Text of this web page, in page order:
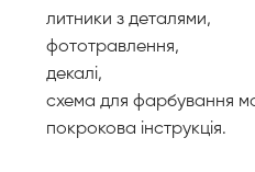
литники з деталями,
фототравлення,
декалі,
схема для фарбування
покрокова інструкція.